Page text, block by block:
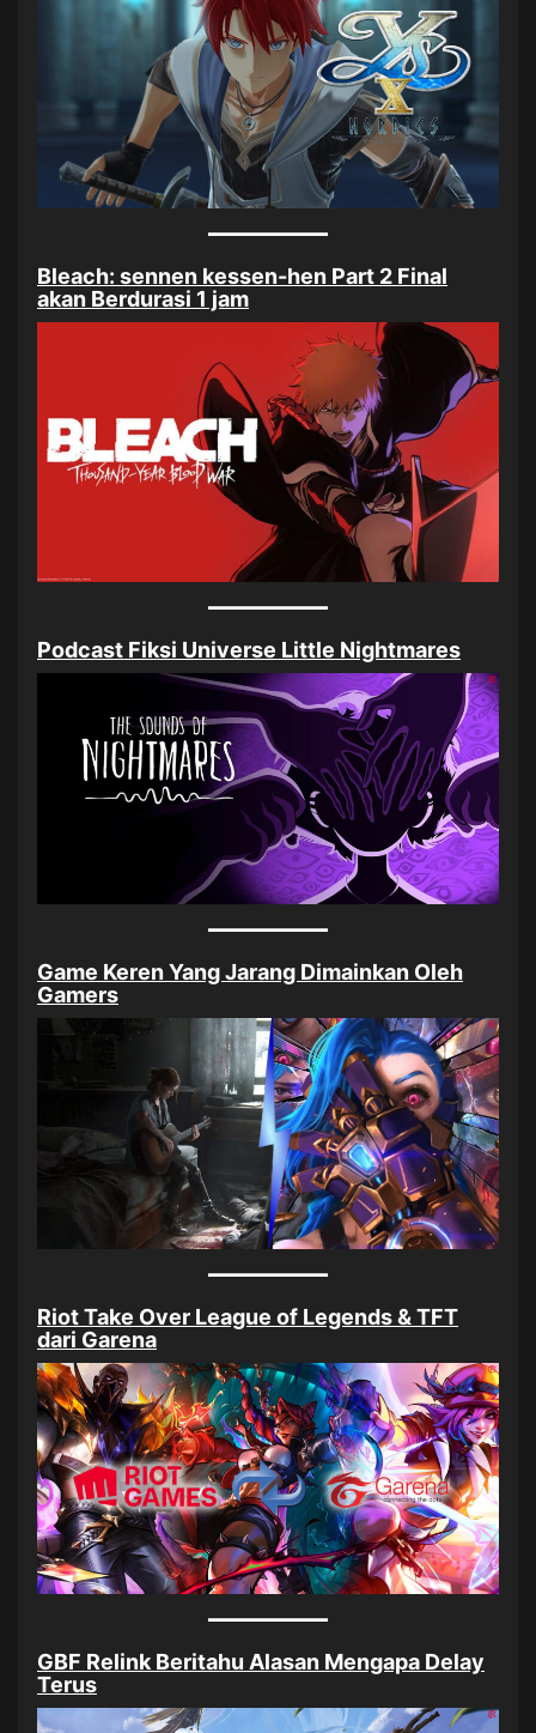
Bleach: sennen kessen-hen Part 2 Final
akan Berdurasi 1 jam
Podcast Fiksi Universe Little Nightmares
Game Keren Yang Jarang Dimainkan Oleh
Gamers
Riot Take Over League of Legends & TFT
dari Garena
GBF Relink Beritahu Alasan Mengapa Delay
Terus